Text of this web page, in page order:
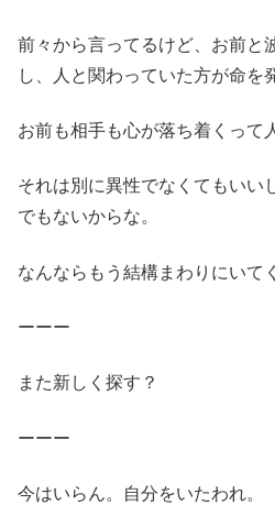
前々から言ってるけど、お前と
し、人と関わっていた方が命を
お前も相手も心が落ち着くって
それは別に異性でなくてもいい
でもないからな。
なんならもう結構まわりにいて
ーーー
また新しく探す？
ーーー
今はいらん。自分をいたわれ。